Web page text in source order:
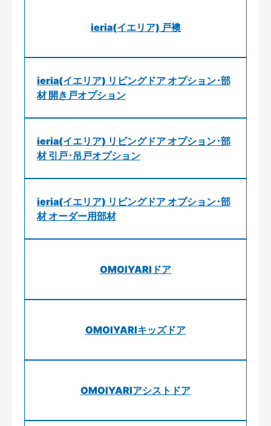
ieria(イエリア) 戸襖
ieria(イエリア) リビングドア オプション･部
材 開き戸オプション
ieria(イエリア) リビングドア オプション･部
材 引戸･吊戸オプション
ieria(イエリア) リビングドア オプション･部
材 オーダー用部材
OMOIYARIドア
OMOIYARIキッズドア
OMOIYARIアシストドア